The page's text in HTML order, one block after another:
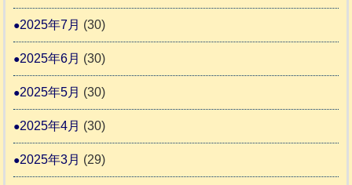
2025年7月 (30)
2025年6月 (30)
2025年5月 (30)
2025年4月 (30)
2025年3月 (29)